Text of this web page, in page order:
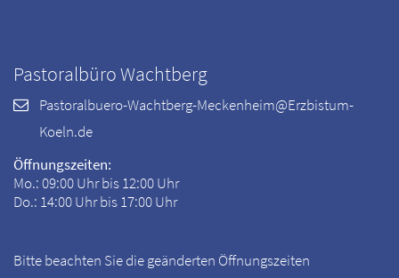
Pastoralbüro Wachtberg
Pastoralbuero-Wachtberg-Meckenheim@Erzbistum-
Koeln.de
Öffnungszeiten:
Mo.: 09:00 Uhr bis 12:00 Uhr
Do.: 14:00 Uhr bis 17:00 Uhr
Bitte beachten Sie die geänderten Öffnungszeiten